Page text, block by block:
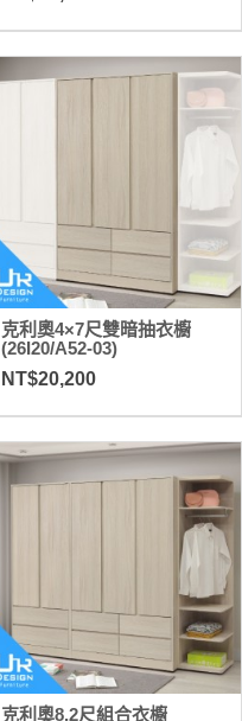
克利奧4×7尺雙暗抽衣櫥
(26I20/A52-03)
NT$20,200
克利奧8.2尺組合衣櫥